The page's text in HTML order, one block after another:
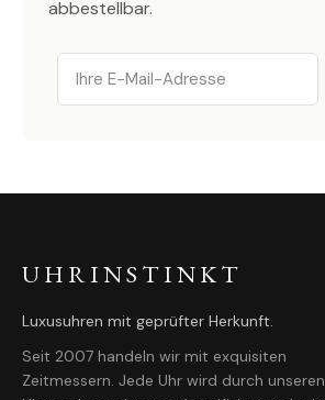
abbestellbar.
Email
UHRINSTINKT
Luxusuhren mit geprüfter Herkunft.
Seit 2007 handeln wir mit exquisiten
Zeitmessern. Jede Uhr wird durch unseren